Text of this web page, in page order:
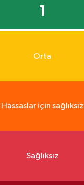
1
Orta
Hassaslar için sağlıksız
Sağlıksız